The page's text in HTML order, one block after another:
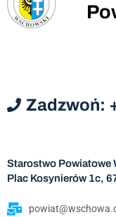
Zadzwoń:
Starostwo Powiatowe
Plac Kosynierów 1c,